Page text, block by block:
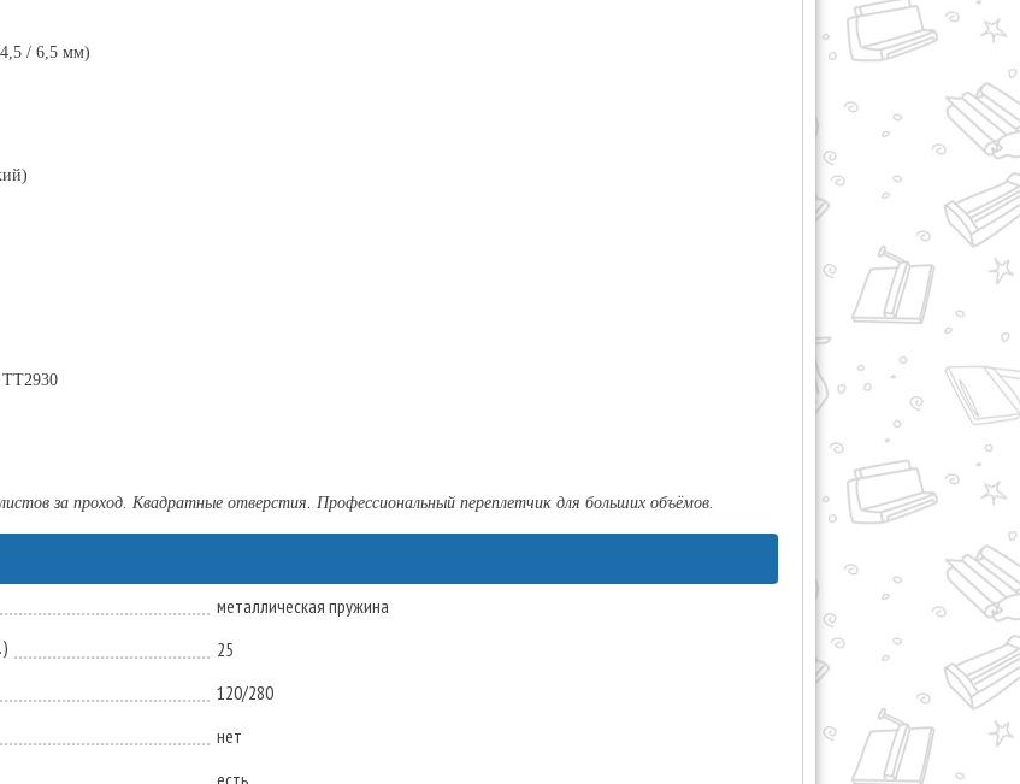
/ 6,5 мм)
за проход. Квадратные отверстия. Профессиональный переплетчик для больших объёмов.
металлическая пружина
25
120/280
нет
есть